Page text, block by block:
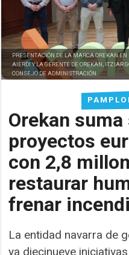
Orekan
proyectos
con 2,8
restaurar
frenar
La entidad navarra de
ya diecinueve
PRESENTACIÓN DE LA MARCA OREKAN
AIERDI Y LA GERENTE DE OREKAN, ITZIAR
CONSEJO DE ADMINISTRACIÓN.